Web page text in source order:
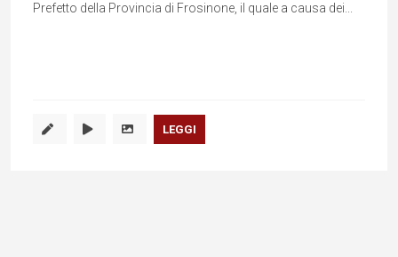
Prefetto della Provincia di Frosinone, il quale a causa dei...
LEGGI